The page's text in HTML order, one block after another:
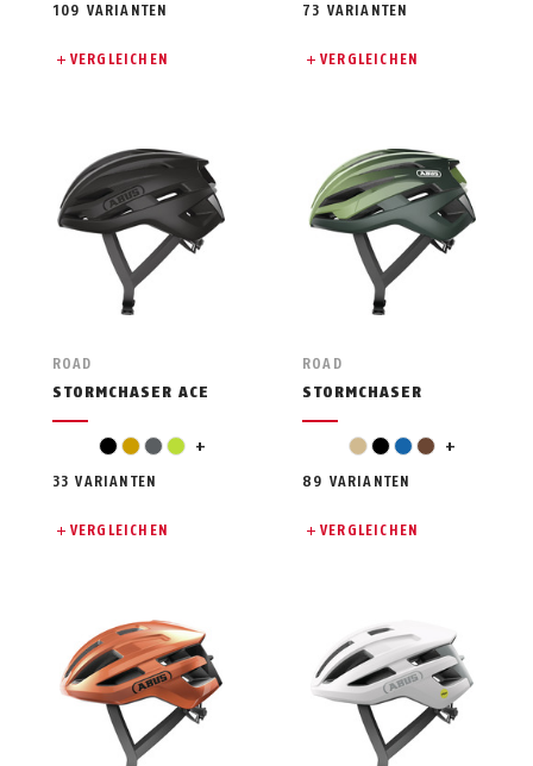
109 VARIANTEN
VERGLEICHEN
73 VARIANTEN
VERGLEICHEN
ROAD
STORMCHASER ACE
schwarz
goldgrauhellgrün
orange +
33 VARIANTEN
VERGLEICHEN
ROAD
STORMCHASER
beigeschwarz
blaubraun
gold +
89 VARIANTEN
VERGLEICHEN